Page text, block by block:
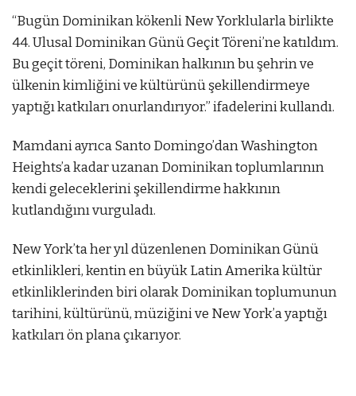
“Bugün Dominikan kökenli New Yorklularla birlikte
44. Ulusal Dominikan Günü Geçit Töreni’ne katıldım.
Bu geçit töreni, Dominikan halkının bu şehrin ve
ülkenin kimliğini ve kültürünü şekillendirmeye
yaptığı katkıları onurlandırıyor.” ifadelerini kullandı.
Mamdani ayrıca Santo Domingo’dan Washington
Heights’a kadar uzanan Dominikan toplumlarının
kendi geleceklerini şekillendirme hakkının
kutlandığını vurguladı.
New York’ta her yıl düzenlenen Dominikan Günü
etkinlikleri, kentin en büyük Latin Amerika kültür
etkinliklerinden biri olarak Dominikan toplumunun
tarihini, kültürünü, müziğini ve New York’a yaptığı
katkıları ön plana çıkarıyor.